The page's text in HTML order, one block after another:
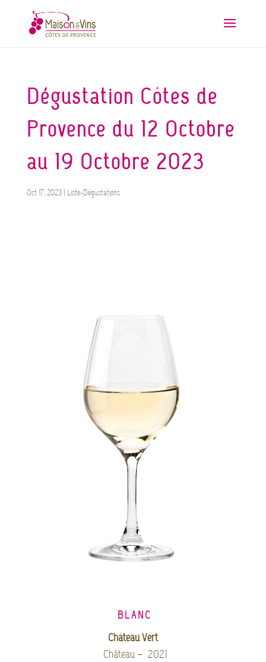
Dégustation Côtes de
Provence du 12 Octobre
au 19 Octobre 2023
Oct 17, 2023| Liste-Dégustations
BLANC
Château Vert
Château – 2021